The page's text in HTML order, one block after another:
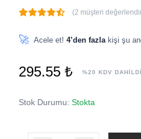
(2 müşteri
🚀 Acele et! 4’den fazla kişi şu
295.55 ₺ %20 KDV
Stok Durumu: Stokta